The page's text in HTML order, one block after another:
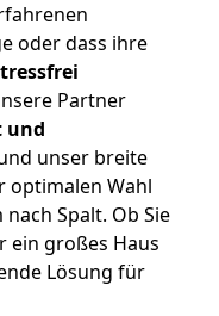
oder dass ihre
Partner
und
unser breite
optimalen Wahl
Spalt. Ob Sie
ein großes Haus
Lösung für